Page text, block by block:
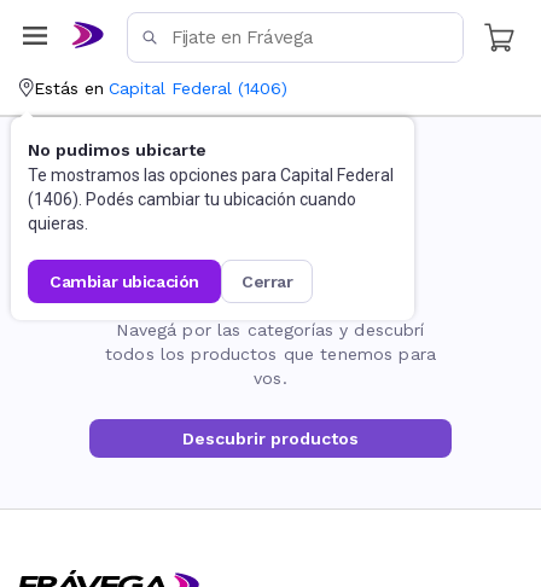
Estás en Capital Federal (1406)
No pudimos ubicarte
Te mostramos las opciones para Capital Federal
(1406). Podés cambiar tu ubicación cuando
quieras.
cambiar ubicación cerrar
La página no existe
Navegá por las categorías y descubrí
todos los productos que tenemos para
vos.
Descubrir productos